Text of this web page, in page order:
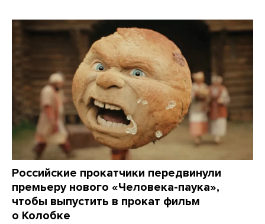
Российские прокатчики передвинули
премьеру нового «Человека-паука»,
чтобы выпустить в прокат фильм
о Колобке